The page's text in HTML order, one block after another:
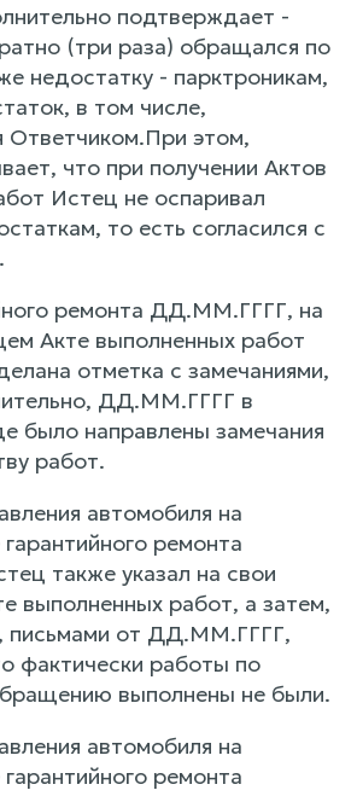
подтверждает -
(три раза) обращался по
недостатку - парктроникам,
в том числе,
Ответчиком.При этом,
что при получении Актов
Истец не оспаривал
то есть согласился с
ремонта ДД.ММ.ГГГГ, на
Акте выполненных работ
отметка с замечаниями,
ДД.ММ.ГГГГ в
было направлены замечания
работ.
автомобиля на
ремонта
также указал на свои
выполненных работ, а затем,
письмами от ДД.ММ.ГГГГ,
фактически работы по
выполнены не были.
автомобиля на
ремонта